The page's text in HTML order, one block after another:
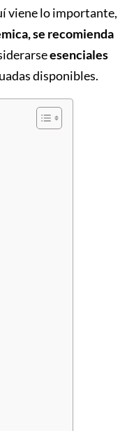
viene lo importante,
se recomienda
esenciales
disponibles.